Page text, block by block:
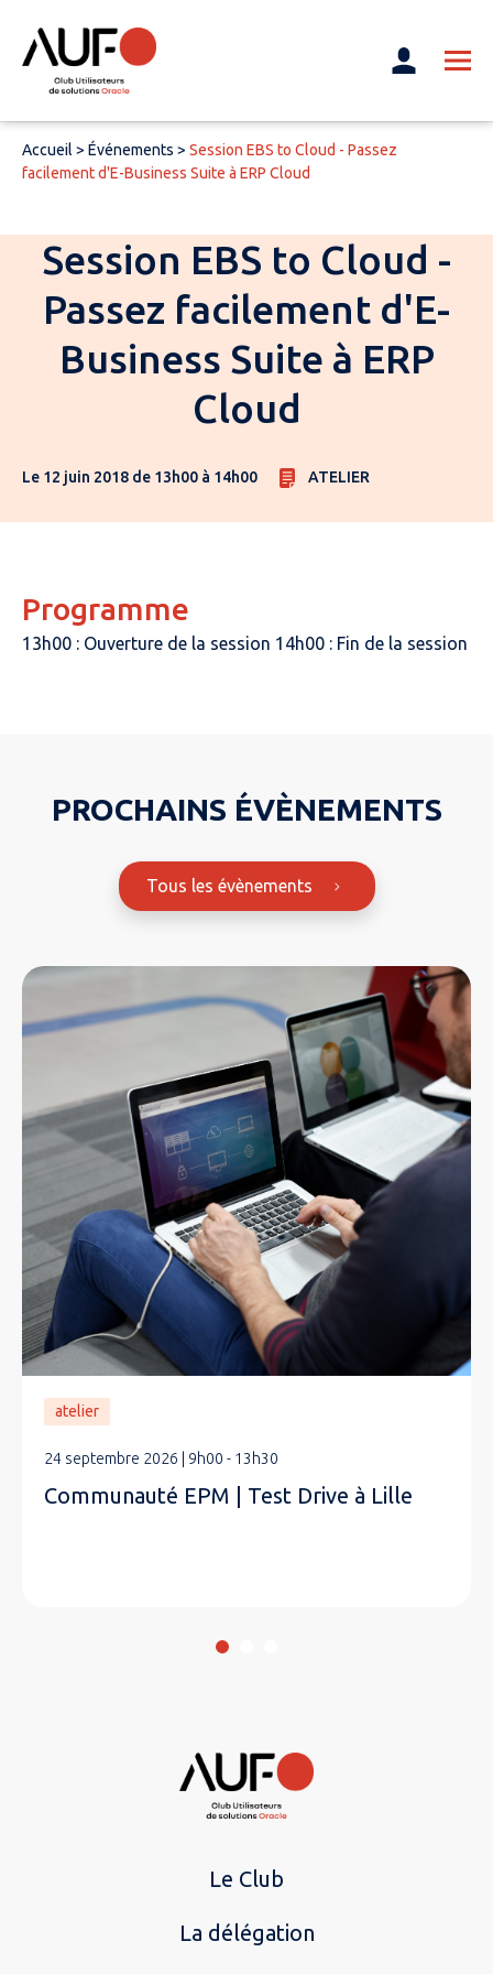
Accueil > Événements > Session EBS to Cloud - Passez
facilement d'E-Business Suite à ERP Cloud
Session EBS to Cloud -
Passez facilement d'E-
Business Suite à ERP
Cloud
Le 12 juin 2018 de 13h00 à 14h00 ATELIER
Programme
13h00 : Ouverture de la session 14h00 : Fin de la session
PROCHAINS ÉVÈNEMENTS
Tous les évènements
atelier
24 septembre 2026 | 9h00 - 13h30
Communauté EPM | Test Drive à Lille
Le Club
La délégation